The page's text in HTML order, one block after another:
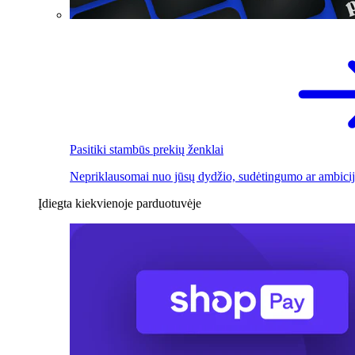
Pasitiki stambūs prekių ženklai
Nepriklausomai nuo jūsų dydžio, sudėtingumo ar
Įdiegta kiekvienoje parduotuvėje